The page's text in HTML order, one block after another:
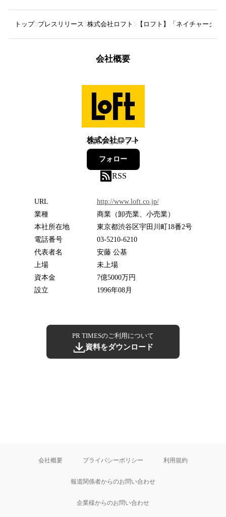
トップ プレスリリース 株式会社ロフト 【ロフト】「ネイチャーグ
会社概要
株式会社ロフト
228フォロワー
フォロー
RSS
URL
http://www.loft.co.jp/
業種
商業（卸売業、小売業）
本社所在地
東京都渋谷区宇田川町18番2号
電話番号
03-5210-6210
代表者名
安藤 公基
上場
未上場
資本金
7億5000万円
設立
1996年08月
PR TIMESのご利用について
資料をダウンロード
会社概要 プライバシーポリシー 利用規約
報道関係者からのお問い合わせ
企業様からのお問い合わせ